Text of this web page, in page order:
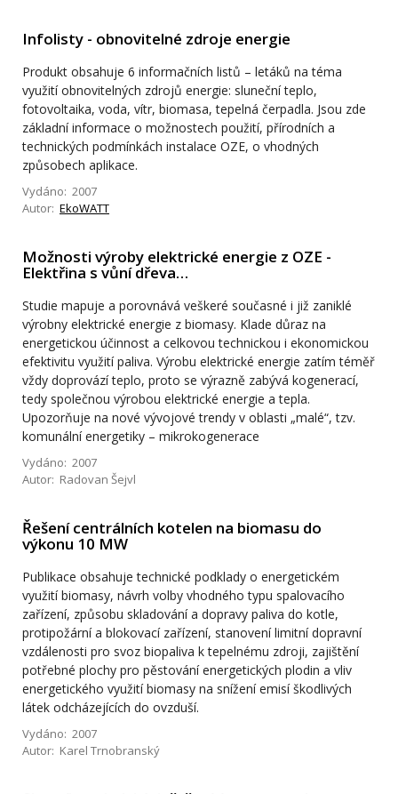
Infolisty - obnovitelné zdroje energie
Produkt obsahuje 6 informačních listů – letáků na téma
využití obnovitelných zdrojů energie: sluneční teplo,
fotovoltaika, voda, vítr, biomasa, tepelná čerpadla. Jsou zde
základní informace o možnostech použití, přírodních a
technických podmínkách instalace OZE, o vhodných
způsobech aplikace.
Vydáno: 2007
Autor: EkoWATT
Možnosti výroby elektrické energie z OZE -
Elektřina s vůní dřeva…
Studie mapuje a porovnává veškeré současné i již zaniklé
výrobny elektrické energie z biomasy. Klade důraz na
energetickou účinnost a celkovou technickou i ekonomickou
efektivitu využití paliva. Výrobu elektrické energie zatím téměř
vždy doprovází teplo, proto se výrazně zabývá kogenerací,
tedy společnou výrobou elektrické energie a tepla.
Upozorňuje na nové vývojové trendy v oblasti „malé“, tzv.
komunální energetiky – mikrokogenerace
Vydáno: 2007
Autor: Radovan Šejvl
Řešení centrálních kotelen na biomasu do
výkonu 10 MW
Publikace obsahuje technické podklady o energetickém
využití biomasy, návrh volby vhodného typu spalovacího
zařízení, způsobu skladování a dopravy paliva do kotle,
protipožární a blokovací zařízení, stanovení limitní dopravní
vzdálenosti pro svoz biopaliva k tepelnému zdroji, zajištění
potřebné plochy pro pěstování energetických plodin a vliv
energetického využití biomasy na snížení emisí škodlivých
látek odcházejících do ovzduší.
Vydáno: 2007
Autor: Karel Trnobranský